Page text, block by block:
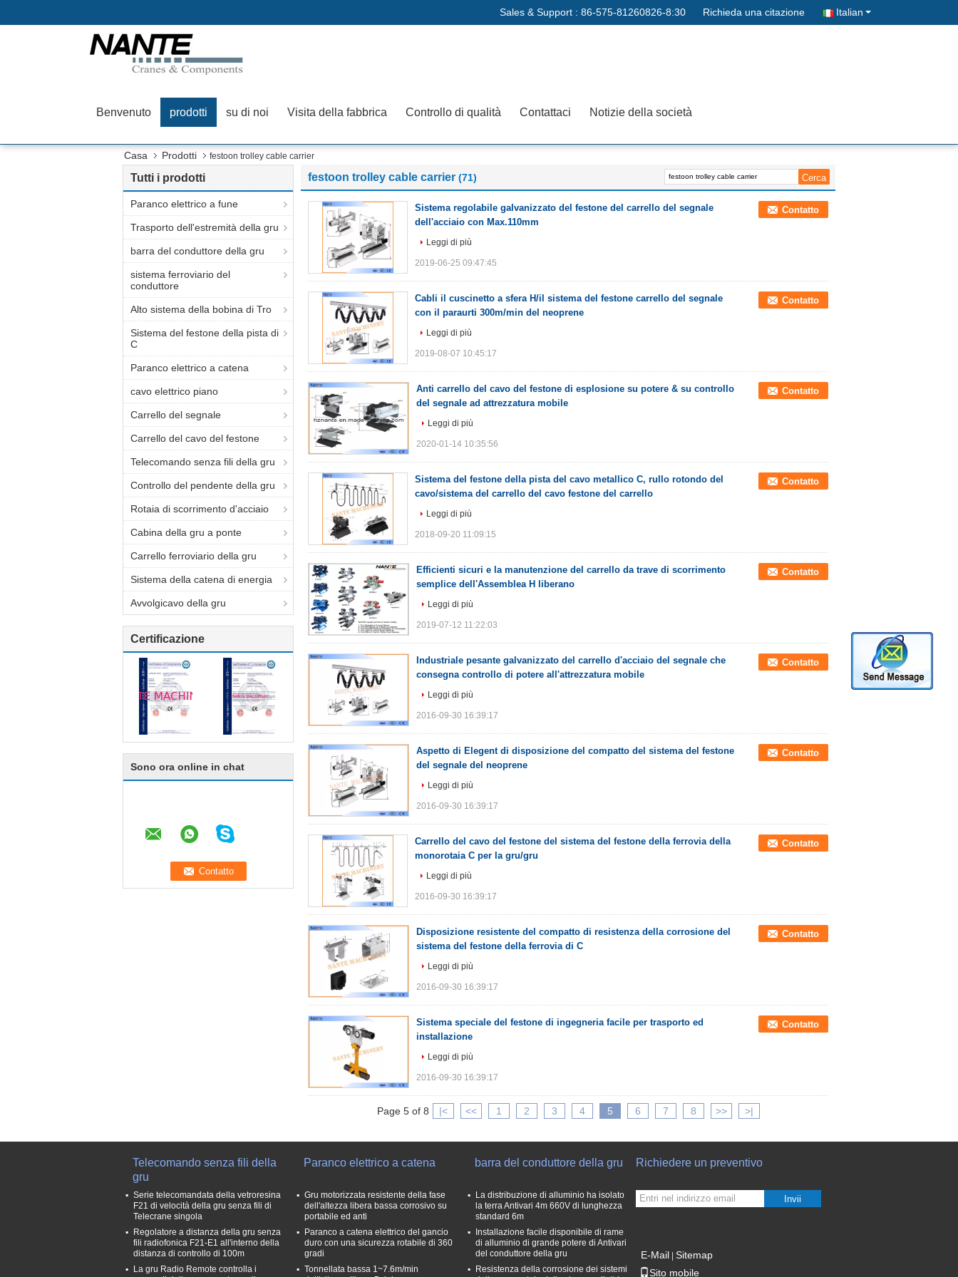
Sales & Support : 86-575-81260826-8:30 Richieda una citazione Italian
Benvenuto prodotti su di noi Visita della fabbrica Controllo di qualità Contattaci Notizie della società
Casa Prodotti festoon trolley cable carrier
Tutti i prodotti
Paranco elettrico a fune
Trasporto dell'estremità della gru
barra del conduttore della gru
sistema ferroviario del
conduttore
Alto sistema della bobina di Tro
Sistema del festone della pista di
C
Paranco elettrico a catena
cavo elettrico piano
Carrello del segnale
Carrello del cavo del festone
Telecomando senza fili della gru
Controllo del pendente della gru
Rotaia di scorrimento d'acciaio
Cabina della gru a ponte
Carrello ferroviario della gru
Sistema della catena di energia
Avvolgicavo della gru
Certificazione
Sono ora online in chat
festoon trolley cable carrier (71)
Sistema regolabile galvanizzato del festone del carrello del segnale
dell'acciaio con Max.110mm
Contatto
Leggi di più
2019-06-25 09:47:45
Cabli il cuscinetto a sfera H/il sistema del festone carrello del segnale
con il paraurti 300m/min del neoprene
Contatto
Leggi di più
2019-08-07 10:45:17
Anti carrello del cavo del festone di esplosione su potere & su controllo
del segnale ad attrezzatura mobile
Contatto
Leggi di più
2020-01-14 10:35:56
Sistema del festone della pista del cavo metallico C, rullo rotondo del
cavo/sistema del carrello del cavo festone del carrello
Contatto
Leggi di più
2018-09-20 11:09:15
Efficienti sicuri e la manutenzione del carrello da trave di scorrimento
semplice dell'Assemblea H liberano
Contatto
Leggi di più
2019-07-12 11:22:03
Industriale pesante galvanizzato del carrello d'acciaio del segnale che
consegna controllo di potere all'attrezzatura mobile
Contatto
Leggi di più
2016-09-30 16:39:17
Aspetto di Elegent di disposizione del compatto del sistema del festone
del segnale del neoprene
Contatto
Leggi di più
2016-09-30 16:39:17
Carrello del cavo del festone del sistema del festone della ferrovia della
monorotaia C per la gru/gru
Contatto
Leggi di più
2016-09-30 16:39:17
Disposizione resistente del compatto di resistenza della corrosione del
sistema del festone della ferrovia di C
Contatto
Leggi di più
2016-09-30 16:39:17
Sistema speciale del festone di ingegneria facile per trasporto ed
installazione
Contatto
Leggi di più
2016-09-30 16:39:17
Page 5 of 8 |< << 1 2 3 4 5 6 7 8 >> >|
Telecomando senza fili della
gru
Serie telecomandata della vetroresina
F21 di velocità della gru senza fili di
Telecrane singola
Regolatore a distanza della gru senza
fili radiofonica F21-E1 all'interno della
distanza di controllo di 100m
La gru Radio Remote controlla i
Paranco elettrico a catena
Gru motorizzata resistente della fase
dell'altezza libera bassa corrosivo su
portabile ed anti
Paranco a catena elettrico del gancio
duro con una sicurezza rotabile di 360
gradi
Tonnellata bassa 1~7.6m/min
barra del conduttore della gru
La distribuzione di alluminio ha isolato
la terra Antivari 4m 660V di lunghezza
standard 6m
Installazione facile disponibile di rame
di alluminio di grande potere di Antivari
del conduttore della gru
Resistenza della corrosione dei sistemi
Richiedere un preventivo
Invii
E-Mail Sitemap
Sito mobile